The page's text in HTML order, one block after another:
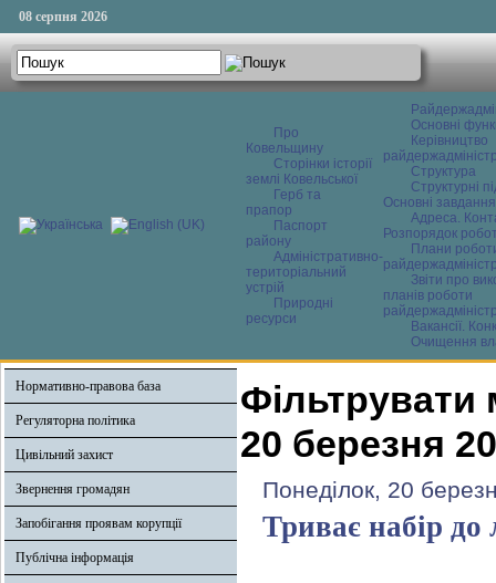
08 серпня 2026
Про
Ковельщину
Сторінки історії
землі Ковельської
Герб та
прапор
Паспорт
району
Адміністративно-
територіальний
устрій
Природні
ресурси
Основні
Керівництво
Структура
Структурні
Основні завдання
Адреса.
Розпорядок
Плани
Звіти про
планів роботи
Вакансії.
Очищення
Нормативно-правова база
Регуляторна політика
Цивільний захист
Звернення громадян
Запобігання проявам корупції
Публічна інформація
Фільтрувати
20 березня
Понеділок, 20
Триває набір до